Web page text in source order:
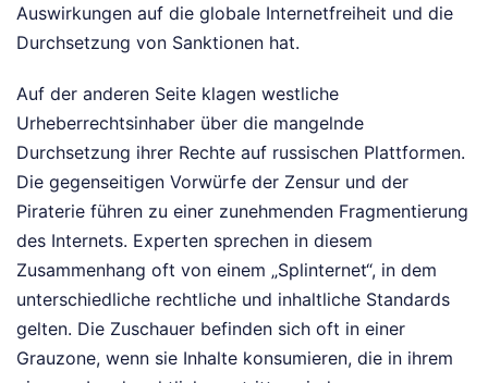
Auswirkungen auf die globale Internetfreiheit und die
Durchsetzung von Sanktionen hat.
Auf der anderen Seite klagen westliche
Urheberrechtsinhaber über die mangelnde
Durchsetzung ihrer Rechte auf russischen Plattformen.
Die gegenseitigen Vorwürfe der Zensur und der
Piraterie führen zu einer zunehmenden Fragmentierung
des Internets. Experten sprechen in diesem
Zusammenhang oft von einem „Splinternet“, in dem
unterschiedliche rechtliche und inhaltliche Standards
gelten. Die Zuschauer befinden sich oft in einer
Grauzone, wenn sie Inhalte konsumieren, die in ihrem